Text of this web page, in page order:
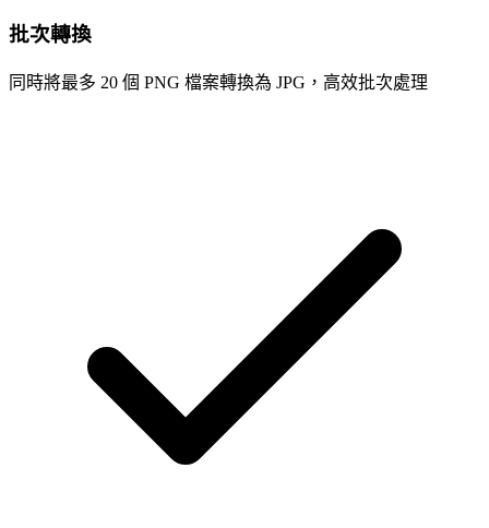
批次轉換
同時將最多 20 個 PNG 檔案轉換為 JPG，高效批次處理